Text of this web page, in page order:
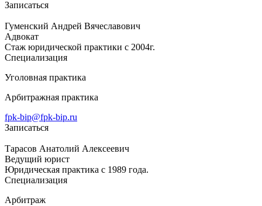
Записаться
Гуменский Андрей Вячеславович
Адвокат
Стаж юридической практики с 2004г.
Специализация
Уголовная практика
Арбитражная практика
fpk-bip@fpk-bip.ru
Записаться
Тарасов Анатолий Алексеевич
Ведущий юрист
Юридическая практика с 1989 года.
Специализация
Арбитраж